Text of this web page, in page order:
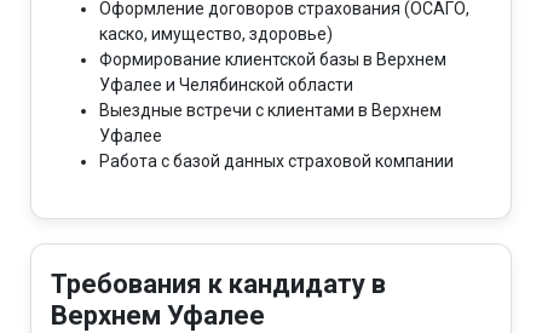
Оформление договоров страхования (ОСАГО,
каско, имущество, здоровье)
Формирование клиентской базы в Верхнем
Уфалее и Челябинской области
Выездные встречи с клиентами в Верхнем
Уфалее
Работа с базой данных страховой компании
Требования к кандидату в
Верхнем Уфалее